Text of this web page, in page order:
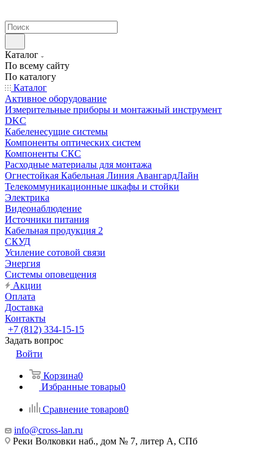
Каталог
По всему сайту
По каталогу
Каталог
Активное оборудование
Измерительные приборы и монтажный инструмент
DKC
Кабеленесущие системы
Компоненты оптических систем
Компоненты СКС
Расходные материалы для монтажа
Огнестойкая Кабельная Линия АвангардЛайн
Телекоммуникационные шкафы и стойки
Электрика
Видеонаблюдение
Источники питания
Кабельная продукция 2
СКУД
Усиление сотовой связи
Энергия
Системы оповещения
Акции
Оплата
Доставка
Контакты
+7 (812) 334-15-15
Задать вопрос
Войти
Корзина0
Избранные товары0
Сравнение товаров0
info@cross-lan.ru
Реки Волковки наб., дом № 7, литер А, СПб